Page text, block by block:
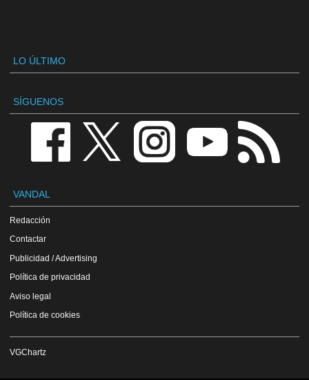
LO ÚLTIMO
SÍGUENOS
VANDAL
Redacción
Contactar
Publicidad / Advertising
Política de privacidad
Aviso legal
Política de cookies
VGChartz